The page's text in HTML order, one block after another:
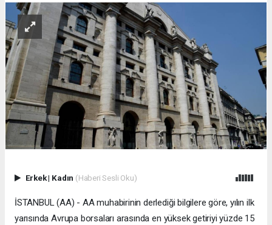
Erkek| Kadın (Haberi Sesli Oku)
İSTANBUL (AA) - AA muhabirinin derlediği bilgilere göre, yılın ilk
yarısında Avrupa borsaları arasında en yüksek getiriyi yüzde 15